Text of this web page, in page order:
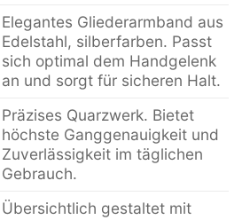
Elegantes Gliederarmband aus
Edelstahl, silberfarben. Passt
sich optimal dem Handgelenk
an und sorgt für sicheren Halt.
Präzises Quarzwerk. Bietet
höchste Ganggenauigkeit und
Zuverlässigkeit im täglichen
Gebrauch.
Übersichtlich gestaltet mit